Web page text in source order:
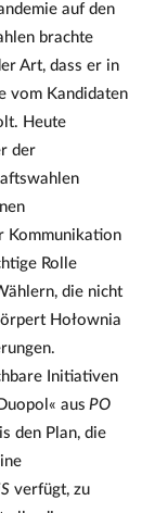
auf den
brachte
Art, dass er in
vom Kandidaten
Heute
der
Kommunikation
Rolle
die nicht
Hołownia
Initiativen
aus PO
den Plan, die
verfügt, zu